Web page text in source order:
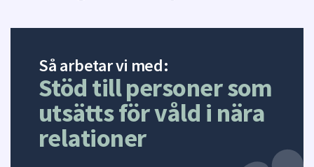
Så arbetar vi med:
Stöd till personer som
utsätts för våld i nära
relationer